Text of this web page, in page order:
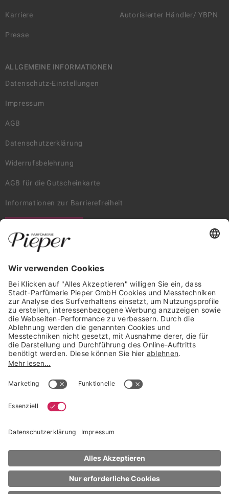
Karriere
Presse
Autorisierter Händler/ YBPN
ALLGEMEINE INFORMATIONEN
Datenschutz-Einstellungen
Impressum
AGB
Datenschutzerklärung
Widerrufsbelehrung
AGB für die Gutscheinkarte
Informationen zur Barrierefreiheit
Trusted Shops Mitglied seit 2010
* unverbindliche Preisempfehlung der Verbundgruppe beauty alliance
NACH OBEN